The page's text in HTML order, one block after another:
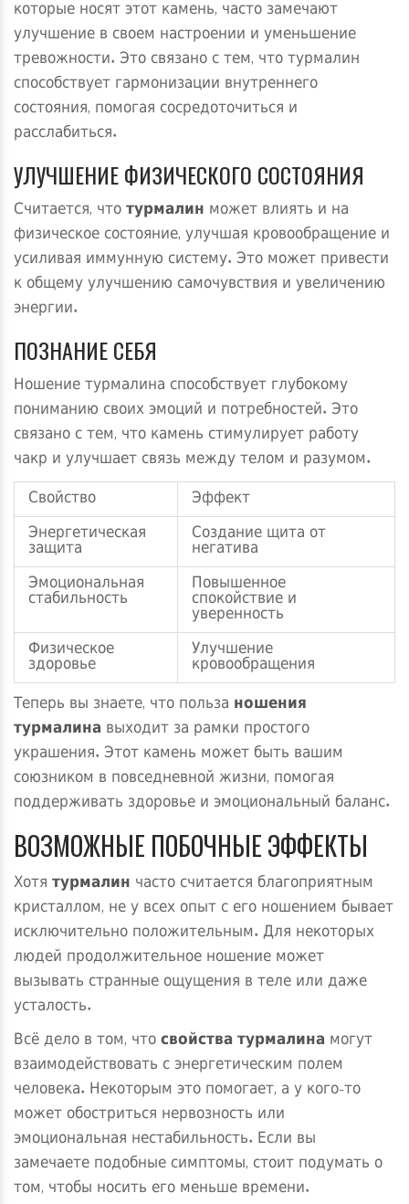
которые носят этот камень, часто замечают
улучшение в своем настроении и уменьшение
тревожности. Это связано с тем, что турмалин
способствует гармонизации внутреннего
состояния, помогая сосредоточиться и
расслабиться.
УЛУЧШЕНИЕ ФИЗИЧЕСКОГО СОСТОЯНИЯ
Считается, чтотурмалин может влиять и на
физическое состояние, улучшая кровообращение и
усиливая иммунную систему. Это может привести
к общему улучшению самочувствия и увеличению
энергии.
ПОЗНАНИЕ СЕБЯ
Ношение турмалина способствует глубокому
пониманию своих эмоций и потребностей. Это
связано с тем, что камень стимулирует работу
чакр и улучшает связь между телом и разумом.
Свойство
Эффект
Энергетическая
защита
Создание щита от
негатива
Эмоциональная
стабильность
Повышенное
спокойствие и
уверенность
Физическое
здоровье
Улучшение
кровообращения
Теперь вы знаете, что польза ношения
турмалина выходит за рамки простого
украшения. Этот камень может быть вашим
союзником в повседневной жизни, помогая
поддерживать здоровье и эмоциональный баланс.
ВОЗМОЖНЫЕ ПОБОЧНЫЕ ЭФФЕКТЫ
Хотя турмалин часто считается благоприятным
кристаллом, не у всех опыт с его ношением бывает
исключительно положительным. Для некоторых
людей продолжительное ношение может
вызывать странные ощущения в теле или даже
усталость.
Всё дело в том, чтосвойства турмалина могут
взаимодействовать с энергетическим полем
человека. Некоторым это помогает, а у кого-то
может обостриться нервозность или
эмоциональная нестабильность. Если вы
замечаете подобные симптомы, стоит подумать о
том, чтобы носить его меньше времени.